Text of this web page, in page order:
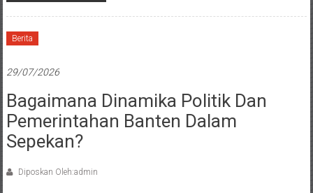
Berita
29/07/2026
Bagaimana Dinamika Politik Dan
Pemerintahan Banten Dalam
Sepekan?
Diposkan Oleh:admin